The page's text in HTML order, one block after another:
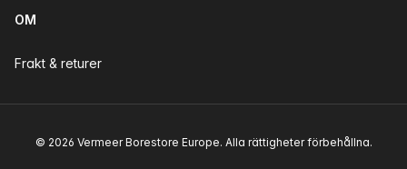
OM
Frakt & returer
© 2026 Vermeer Borestore Europe. Alla rättigheter förbehållna.